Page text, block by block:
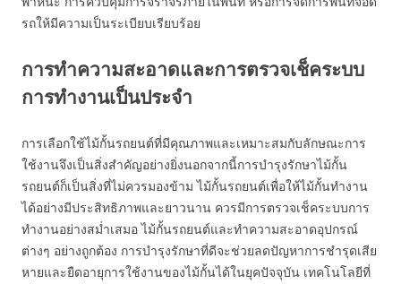
รถให้มีความเป็นระเบียบเรียบร้อย
การทำความสะอาดและการตรวจเช็คระบบ
การทำงานเป็นประจำ
การเลือกใช้ไม้กั้นรถยนต์ที่มีคุณภาพและเหมาะสมกับลักษณะการ
ใช้งานจึงเป็นสิ่งสำคัญอย่างยิ่งนอกจากนี้การบำรุงรักษาไม้กั้น
รถยนต์ก็เป็นสิ่งที่ไม่ควรมองข้าม ไม้กั้นรถยนต์เพื่อให้ไม้กั้นทำงาน
ได้อย่างมีประสิทธิภาพและยาวนาน ควรมีการตรวจเช็คระบบการ
ทำงานอย่างสม่ำเสมอ ไม้กั้นรถยนต์และทำความสะอาดอุปกรณ์
ต่างๆ อย่างถูกต้อง การบำรุงรักษาที่ดีจะช่วยลดปัญหาการชำรุดเสีย
หายและยืดอายุการใช้งานของไม้กั้นได้ในยุคปัจจุบัน เทคโนโลยีที่